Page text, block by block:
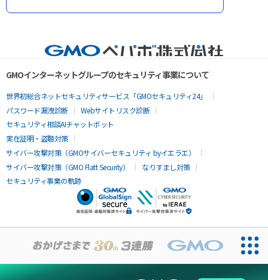
GMOインターネットグループのセキュリティ事業について
世界初総合ネットセキュリティサービス「GMOセキュリティ24」
パスワード漏洩診断
Webサイトリスク診断
セキュリティ相談AIチャットボット
実在証明・盗聴対策
サイバー攻撃対策（GMOサイバーセキュリティ byイエラエ）
サイバー攻撃対策（GMO Flatt Security）
なりすまし対策
セキュリティ事業の軌跡